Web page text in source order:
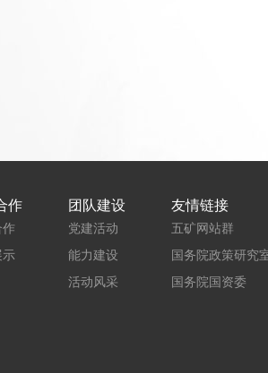
作
作
示
团队建设
党建活动
能力建设
活动风采
友情链接
五矿网站群
国务院政策研究
国务院国资委